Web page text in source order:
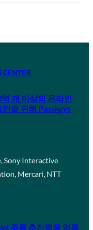
CENTER
개 이상의 온라인
을 위해 Passkeys
Sony Interactive
Mercari, NTT
주류 추진력을 얻음